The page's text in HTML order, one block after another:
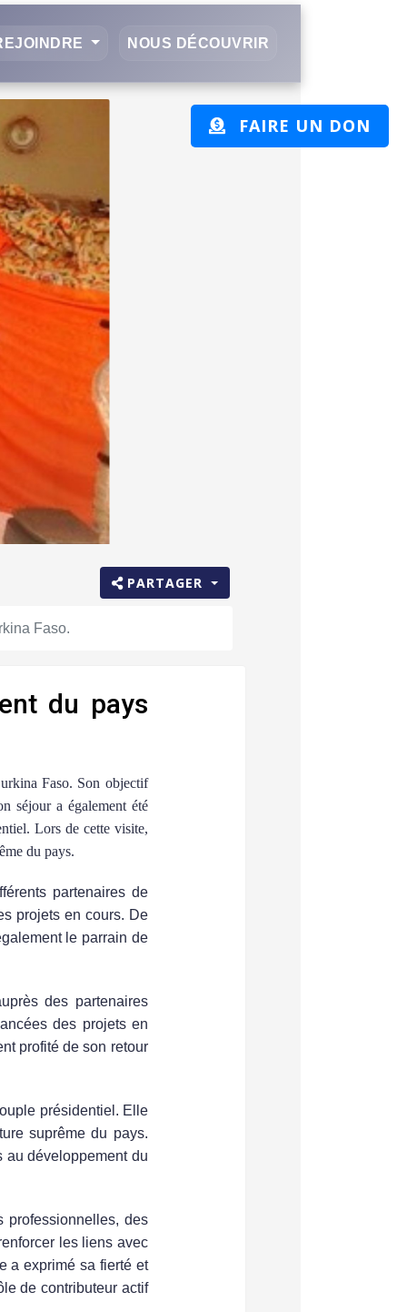
NOUS DÉCOUVRIR
PARTAGER
Faso.
du pays
Faso. Son objectif
séjour a également été
Lors de cette visite,
du pays.
partenaires de
projets en cours. De
le parrain de
des partenaires
des projets en
profité de son retour
présidentiel. Elle
suprême du pays.
au développement du
professionnelles, des
les liens avec
a exprimé sa fierté et
de contributeur actif
FAIRE UN DON